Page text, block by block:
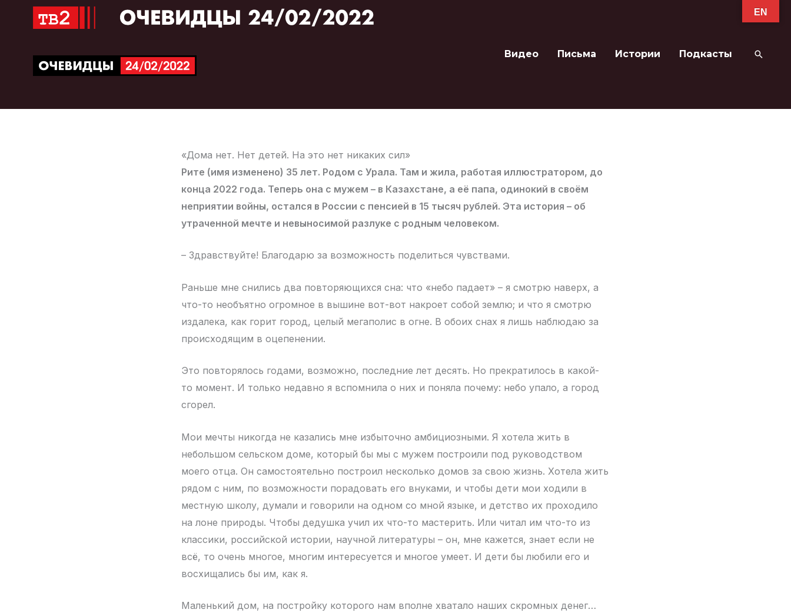
Перейти
Видео Письма Истории Подкасты Поиск
«Дома нет. Нет детей. На это нет никаких сил»
Рите (имя изменено) 35 лет. Родом с Урала. Там и жила, работая иллюстратором, до
конца 2022 года. Теперь она с мужем – в Казахстане, а её папа, одинокий в своём
неприятии войны, остался в России с пенсией в 15 тысяч рублей. Эта история – об
утраченной мечте и невыносимой разлуке с родным человеком.
– Здравствуйте! Благодарю за возможность поделиться чувствами.
Раньше мне снились два повторяющихся сна: что «небо падает» – я смотрю наверх, а
что-то необъятно огромное в вышине вот-вот накроет собой землю; и что я смотрю
издалека, как горит город, целый мегаполис в огне. В обоих снах я лишь наблюдаю за
происходящим в оцепенении.
Это повторялось годами, возможно, последние лет десять. Но прекратилось в какой-
то момент. И только недавно я вспомнила о них и поняла почему: небо упало, а город
сгорел.
Мои мечты никогда не казались мне избыточно амбициозными. Я хотела жить в
небольшом сельском доме, который бы мы с мужем построили под руководством
моего отца. Он самостоятельно построил несколько домов за свою жизнь. Хотела жить
рядом с ним, по возможности порадовать его внуками, и чтобы дети мои ходили в
местную школу, думали и говорили на одном со мной языке, и детство их проходило
на лоне природы. Чтобы дедушка учил их что-то мастерить. Или читал им что-то из
классики, российской истории, научной литературы – он, мне кажется, знает если не
всё, то очень многое, многим интересуется и многое умеет. И дети бы любили его и
восхищались бы им, как я.
Маленький дом, на постройку которого нам вполне хватало наших скромных денег…
EN